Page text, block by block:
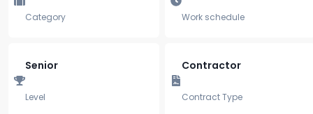
Category Work schedule
Senior
Level
Contractor
Contract Type